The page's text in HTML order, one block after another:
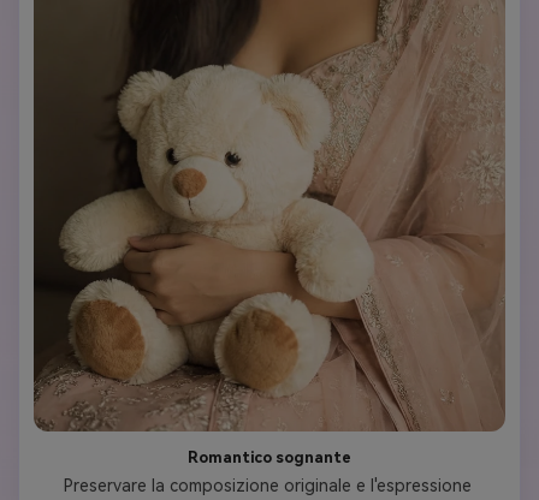
Romantico sognante
Preservare la composizione originale e l'espressione